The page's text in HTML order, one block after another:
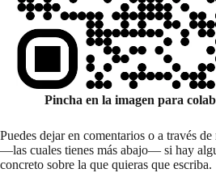
Pincha en la imagen para
Puedes dejar en comentarios o a través de
—las cuales tienes más abajo— si hay
concreto sobre la que quieras que escriba.